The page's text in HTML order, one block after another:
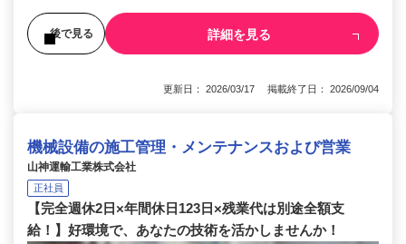
後で見る 詳細を見る
更新日： 2026/03/17 掲載終了日： 2026/09/04
機械設備の施工管理・メンテナンスおよび営業
山神運輸工業株式会社
正社員
【完全週休2日×年間休日123日×残業代は別途全額支
給！】好環境で、あなたの技術を活かしませんか！